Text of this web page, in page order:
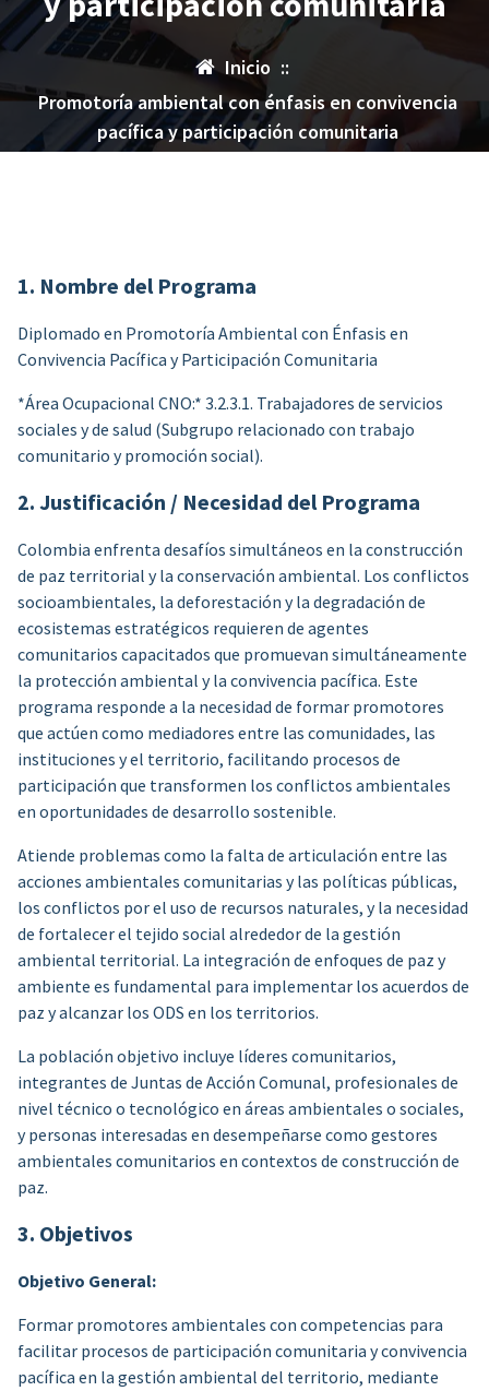
Inicio ::
Promotoría ambiental con énfasis en convivencia
pacífica y participación comunitaria
1. Nombre del Programa
Diplomado en Promotoría Ambiental con Énfasis en
Convivencia Pacífica y Participación Comunitaria
*Área Ocupacional CNO:* 3.2.3.1. Trabajadores de servicios
sociales y de salud (Subgrupo relacionado con trabajo
comunitario y promoción social).
2. Justificación / Necesidad del Programa
Colombia enfrenta desafíos simultáneos en la construcción
de paz territorial y la conservación ambiental. Los conflictos
socioambientales, la deforestación y la degradación de
ecosistemas estratégicos requieren de agentes
comunitarios capacitados que promuevan simultáneamente
la protección ambiental y la convivencia pacífica. Este
programa responde a la necesidad de formar promotores
que actúen como mediadores entre las comunidades, las
instituciones y el territorio, facilitando procesos de
participación que transformen los conflictos ambientales
en oportunidades de desarrollo sostenible.
Atiende problemas como la falta de articulación entre las
acciones ambientales comunitarias y las políticas públicas,
los conflictos por el uso de recursos naturales, y la necesidad
de fortalecer el tejido social alrededor de la gestión
ambiental territorial. La integración de enfoques de paz y
ambiente es fundamental para implementar los acuerdos de
paz y alcanzar los ODS en los territorios.
La población objetivo incluye líderes comunitarios,
integrantes de Juntas de Acción Comunal, profesionales de
nivel técnico o tecnológico en áreas ambientales o sociales,
y personas interesadas en desempeñarse como gestores
ambientales comunitarios en contextos de construcción de
paz.
3. Objetivos
Objetivo General:
Formar promotores ambientales con competencias para
facilitar procesos de participación comunitaria y convivencia
pacífica en la gestión ambiental del territorio, mediante